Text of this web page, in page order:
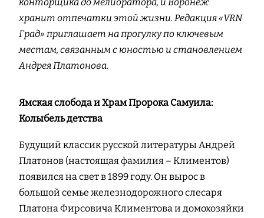
конторщика до мелиоратора, и Воронеж
хранит отпечатки этой жизни. Редакция «VRN
Град» приглашает на прогулку по ключевым
местам, связанным с юностью и становлением
Андрея Платонова.
Ямская слобода и Храм Пророка Самуила:
Колыбель детства
Будущий классик русской литературы Андрей
Платонов (настоящая фамилия – Климентов)
появился на свет в 1899 году. Он вырос в
большой семье железнодорожного слесаря
Платона Фирсовича Климентова и домохозяйки